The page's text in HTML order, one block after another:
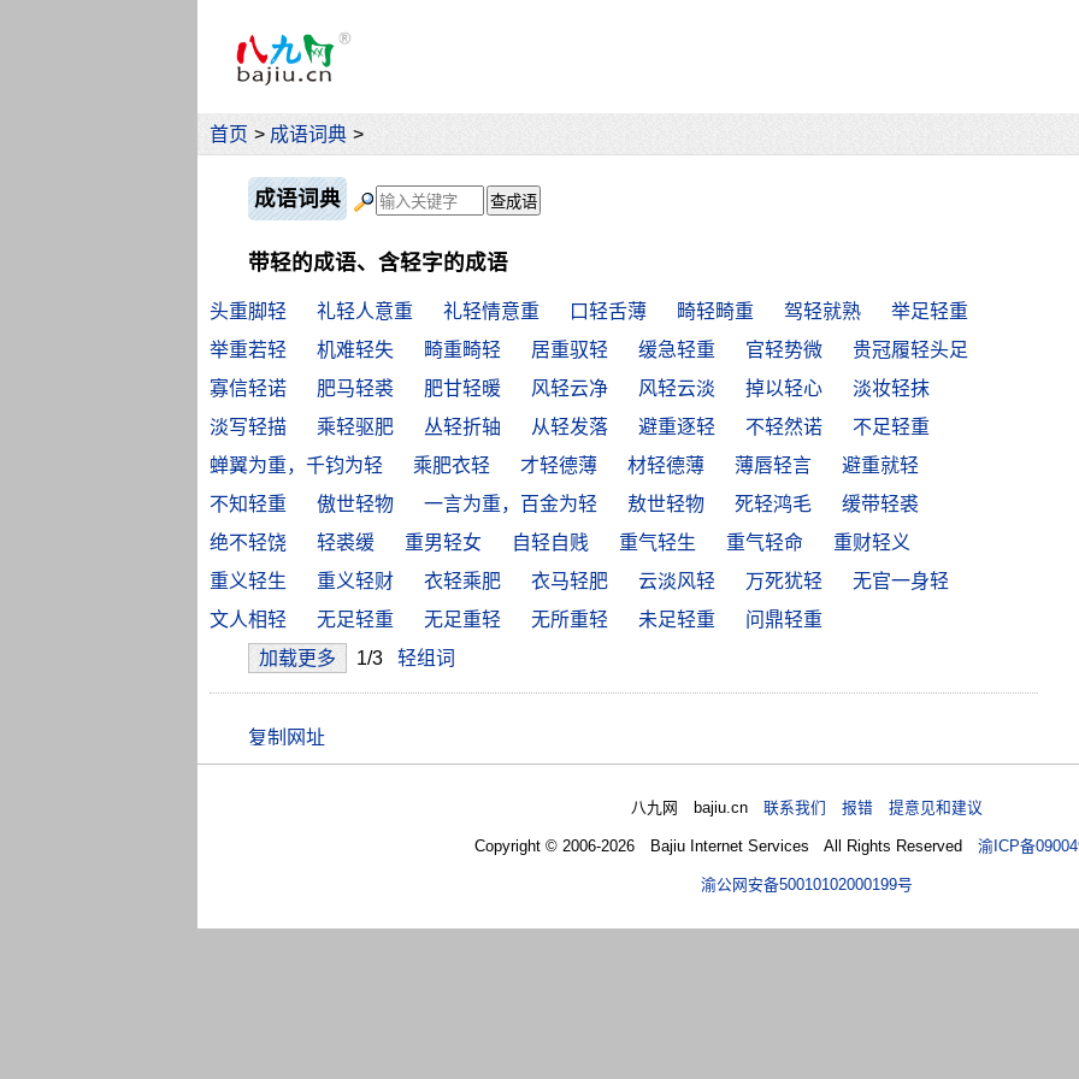
首页 > 成语词典 >
成语词典
带轻的成语、含轻字的成语
头重脚轻 礼轻人意重 礼轻情意重 口轻舌薄 畸轻畸重 驾轻就熟
举足轻重
举重若轻
机难轻失 畸重畸轻 居重驭轻 缓急轻重 官轻势微
贵冠履轻头足
寡信轻诺
肥马轻裘 肥甘轻暖 风轻云净 风轻云淡 掉以轻心
淡妆轻抹
淡写轻描
乘轻驱肥 丛轻折轴 从轻发落 避重逐轻 不轻然诺
不足轻重
蝉翼为重，千钧为轻
乘肥衣轻 才轻德薄 材轻德薄 薄唇轻言
避重就轻
不知轻重
傲世轻物 一言为重，百金为轻 敖世轻物 死轻鸿毛
缓带轻裘
绝不轻饶
轻裘缓 重男轻女 自轻自贱 重气轻生 重气轻命
重财轻义
重义轻生
重义轻财 衣轻乘肥 衣马轻肥 云淡风轻 万死犹轻
无官一身轻
文人相轻
无足轻重 无足重轻 无所重轻 未足轻重
问鼎轻重
加载更多
1/3 轻组词
八九网 bajiu.cn联系我们 报错 提意见和建议
Copyright © 2006-2026 Bajiu Internet Services All Rights Reserved 渝ICP备
渝公网安备50010102000199号